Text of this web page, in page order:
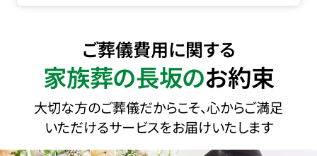
ご葬儀費用に関する
家族葬の長坂のお約束
大切な方のご葬儀だからこそ、心からご満足
いただけるサービスをお届けいたします